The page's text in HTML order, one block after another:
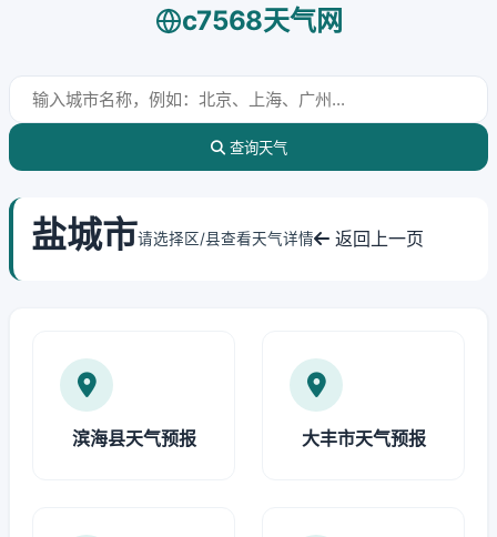
c7568天气网
查询天气
盐城市请选择区/县查看天气详情 返回上一页
滨海县天气预报 大丰市天气预报